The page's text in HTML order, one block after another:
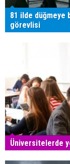
81 ilde düğmeye
görevlisi
Üniversitelerde